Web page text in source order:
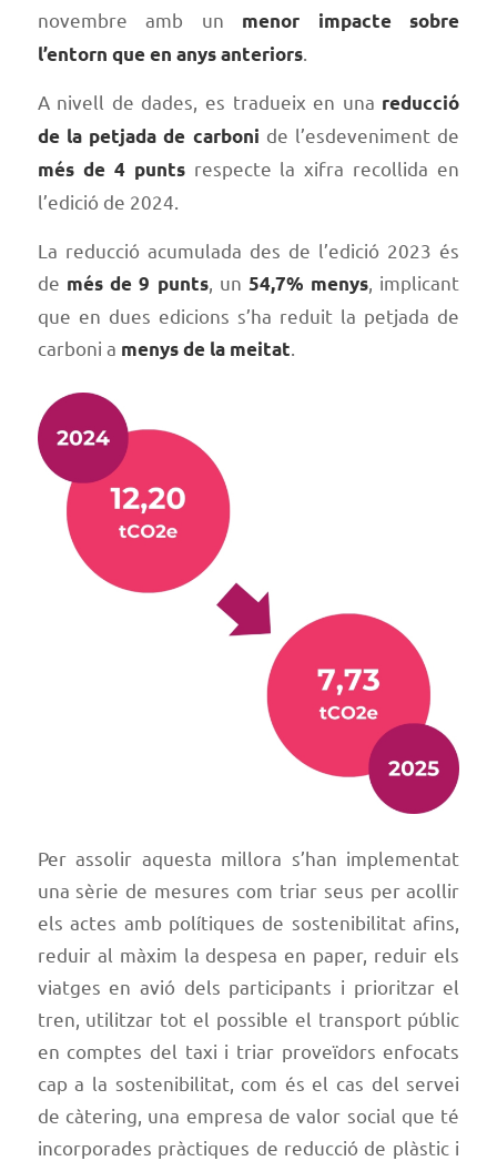
novembre amb un menor impacte sobre
l’entorn que en anys anteriors.
A nivell de dades, es tradueix en una reducció
de la petjada de carboni de l’esdeveniment de
més de 4 puntsrespecte la xifra recollida en
l’edició de 2024.
La reducció acumulada des de l’edició 2023 és
de més de 9 punts, un 54,7% menys , implicant
que en dues edicions s’ha reduit la petjada de
carboni a menys de la meitat
Per assolir aquesta millora s’han implementat
una sèrie de mesures com triar seus per acollir
els actes amb polítiques de sostenibilitat afins,
reduir al màxim la despesa en paper, reduir els
viatges en avió dels participants i prioritzar el
tren, utilitzar tot el possible el transport públic
en comptes del taxi i triar proveïdors enfocats
cap a la sostenibilitat, com és el cas del servei
de càtering, una empresa de valor social que té
incorporades pràctiques de reducció de plàstic i